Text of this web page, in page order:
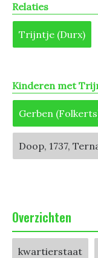
Relaties
Trijntje (Durx)
Kinderen met
Gerben
Doop, 1737,
Overzichten
kwartierstaat